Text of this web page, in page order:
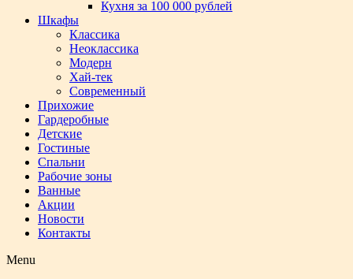
Кухня за 100 000 рублей
Шкафы
Классика
Неоклассика
Модерн
Хай-тек
Современный
Прихожие
Гардеробные
Детские
Гостиные
Спальни
Рабочие зоны
Ванные
Акции
Новости
Контакты
Menu